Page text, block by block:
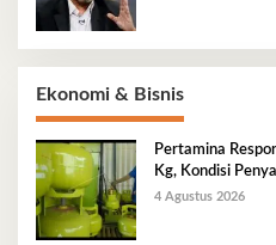
Ekonomi & Bisnis
Pertamina
Kg, Kondisi
Berlangsung
4 Agustus 2026